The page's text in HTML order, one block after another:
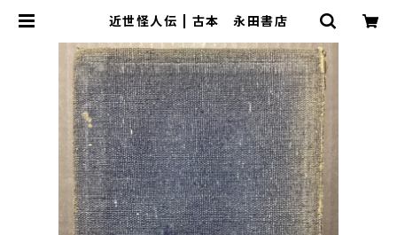
近世怪人伝 | 古本 永田書店